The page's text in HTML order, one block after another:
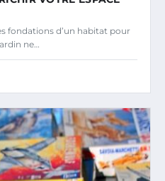
fondations d’un habitat pour
ne…